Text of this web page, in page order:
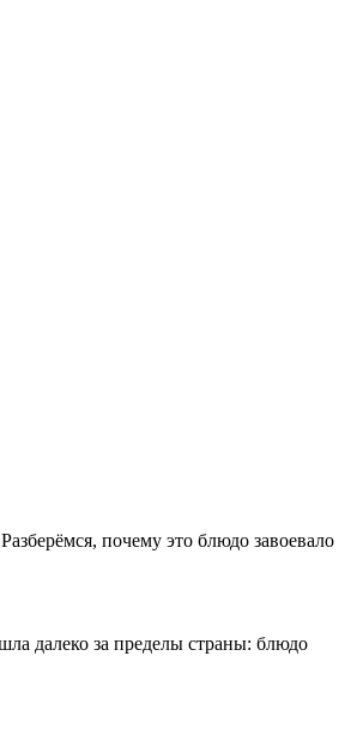
почему это блюдо завоевало
далеко за пределы страны: блюдо